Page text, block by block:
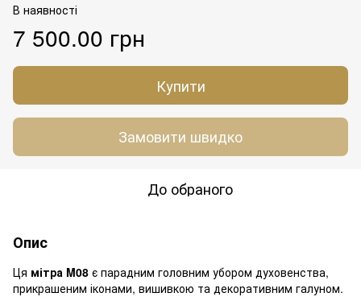
В наявності
7 500.00 грн
Купити
Замовити швидко
До обраного
Опис
Ця мітра M08 є парадним головним убором духовенства,
прикрашеним іконами, вишивкою та декоративним галуном.